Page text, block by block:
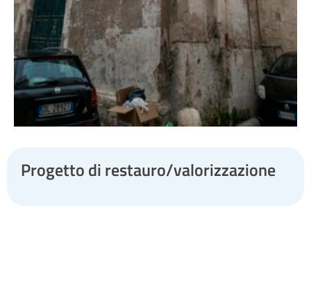
Progetto di restauro/valorizzazione